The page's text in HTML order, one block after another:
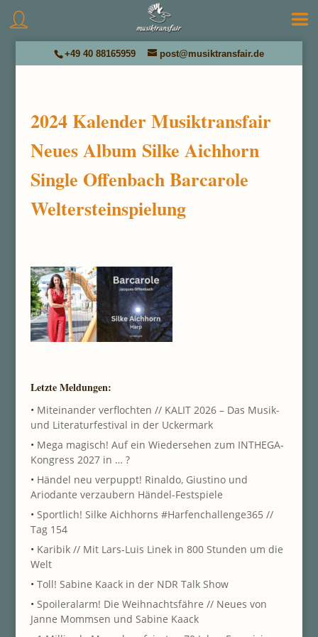
+49 40 88165959 post@musiktransfair.de
2024 Kalender Musiktransfair
Neues Album Silke Aichhorn
Single Offenbach Barcarole
Weltersteinspielung
Letzte Meldungen:
• Miteinander verflochten // KALIT 2026 – Das Musik-
und Literaturfestival in der Uckermark
• Mega magisch! Auf ein Wiedersehen zum INTHEGA-
Kongress 2027 in … ?
• Händel neu verpuppt! Rinaldo, Giustino und
Ariodante verzaubern Händel-Festspiele
• Sportlich! Silke Aichhorns #Harfenchallenge365 //
Tag 154
• Karibik // Mit Lars-Luis Linek in 800 Stunden um die
Welt
• Toll! Sabine Kaack in der NDR Talk Show
• Spoileralarm! Die Weihnachtsfähre // Neues von
Janne Mommsen und Sabine Kaack